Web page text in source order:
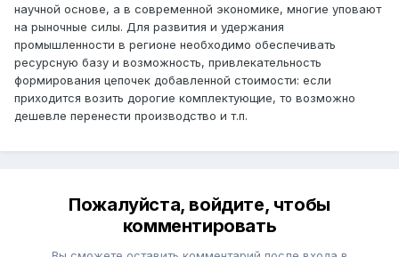
научной основе, а в современной экономике, многие уповают
на рыночные силы. Для развития и удержания
промышленности в регионе необходимо обеспечивать
ресурсную базу и возможность, привлекательность
формирования цепочек добавленной стоимости: если
приходится возить дорогие комплектующие, то возможно
дешевле перенести производство и т.п.
Пожалуйста, войдите, чтобы
комментировать